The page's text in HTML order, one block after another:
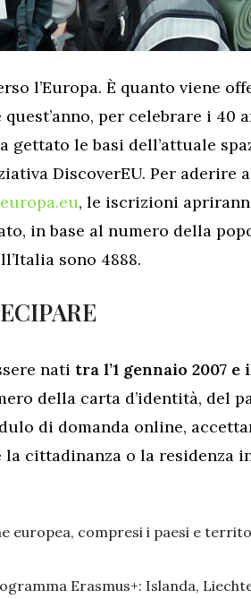
l’Europa. È quanto viene
per celebrare i 40
gettato le basi dell’attuale
DiscoverEU. Per aderire
, le iscrizioni
in base al numero della
sono 4888.
nati tra l’1 gennaio 2007 e
della carta d’identità, del
di domanda online,
la cittadinanza o la residenza
europea, compresi i paesi e
Erasmus+: Islanda,